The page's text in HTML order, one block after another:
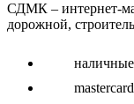
СДМК – интернет-
дорожной,
наличные
mastercard